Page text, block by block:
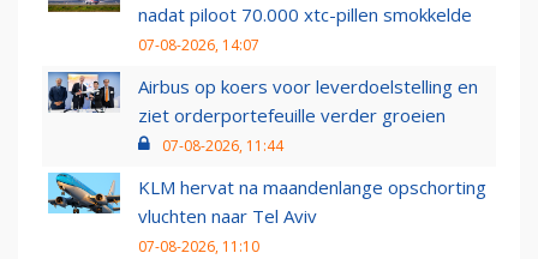
nadat piloot 70.000 xtc-pillen smokkelde
07-08-2026, 14:07
Airbus op koers voor leverdoelstelling en
ziet orderportefeuille verder groeien
07-08-2026, 11:44
KLM hervat na maandenlange opschorting
vluchten naar Tel Aviv
07-08-2026, 11:10